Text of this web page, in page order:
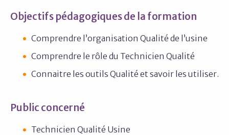
Objectifs pédagogiques de la formation
Comprendre l’organisation Qualité de l’usine
Comprendre le rôle du Technicien Qualité
Connaitre les outils Qualité et savoir les utiliser.
Public concerné
Technicien Qualité Usine